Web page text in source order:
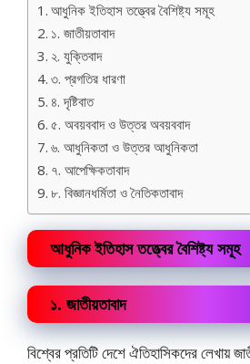
আধুনিক ইতিহাস তত্ত্বের বৈশিষ্ট্য সমূহ
১. জাতীয়তাবাদ
২. যুক্তিবাদ
৩. প্রগতির ধারণা
৪. দৃষ্টিবাত
৫. অবয়ববাদ ও উত্তর অবয়ববাদ
৬. আধুনিকতা ও উত্তর আধুনিকতা
৭. আপেক্ষিকতাবাদ
৮. বিজ্ঞানধর্মিতা ও নৈতিকতাবাদ
আধুনিক ইতিহাস তত্ত্বের বৈশিষ্ট্য সমূহ
১. জাতীয়তাবাদ
বিশ্বের প্রতিটি দেশে ঐতিহাসিকদের লেখায়